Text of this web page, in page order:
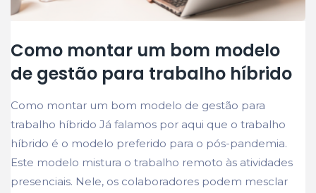
Como montar um bom modelo
de gestão para trabalho híbrido
Como montar um bom modelo de gestão para
trabalho híbrido Já falamos por aqui que o trabalho
híbrido é o modelo preferido para o pós-pandemia.
Este modelo mistura o trabalho remoto às atividades
presenciais. Nele, os colaboradores podem mesclar